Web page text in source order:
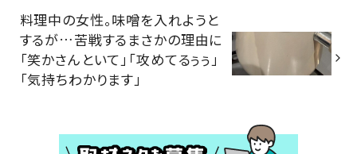
料理中の女性。味噌を入れようと
するが…苦戦するまさかの理由に
「笑かさんといて」「攻めてるぅぅ」
「気持ちわかります」